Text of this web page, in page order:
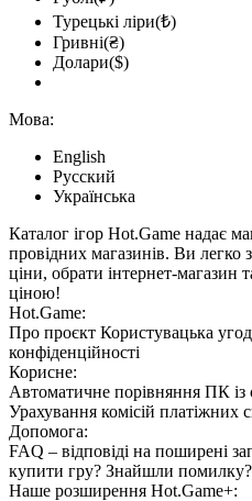
Турецькі ліри(₺)
Гривні(₴)
Долари($)
Мова:
English
Русский
Українська
Каталог ігор Hot.Game надає
провідних магазинів. Ви легко
ціни, обрати інтернет-магазин
ціною!
Hot.Game:
Про проєкт Користувацька
конфіденційності
Корисне:
Автоматичне порівняння ПК
Урахування комісій платіжних
Допомога:
FAQ – відповіді на поширені
купити гру? Знайшли помилку?
Наше розширення Hot.Game+: